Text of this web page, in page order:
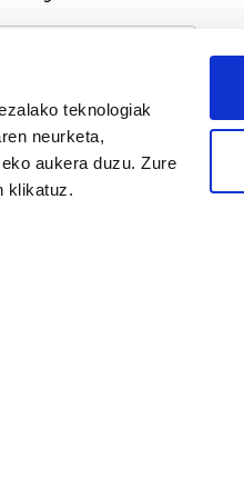
teknologiak
neurketa,
aukera duzu. Zure
klikatuz.
Harpidetu
zure ekarpena